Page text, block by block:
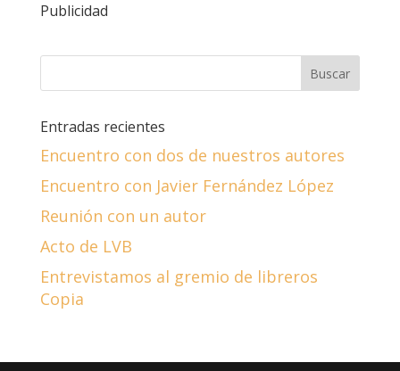
Publicidad
Entradas recientes
Encuentro con dos de nuestros autores
Encuentro con Javier Fernández López
Reunión con un autor
Acto de LVB
Entrevistamos al gremio de libreros
Copia